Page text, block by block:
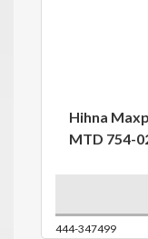
Hihna
MTD 754-
444-347499